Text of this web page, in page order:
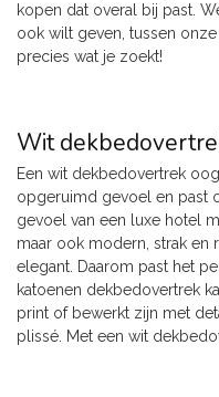
kopen dat overal bij past.
ook wilt geven, tussen
precies wat je zoekt!
Wit
Een wit dekbedovertrek
opgeruimd gevoel en past
gevoel van een luxe hotel
maar ook modern, strak en
elegant. Daarom past het
katoenen dekbedovertrek
print of bewerkt zijn met
plissé. Met een wit